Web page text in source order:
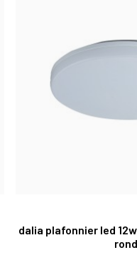
dalia plafonnier led
rond